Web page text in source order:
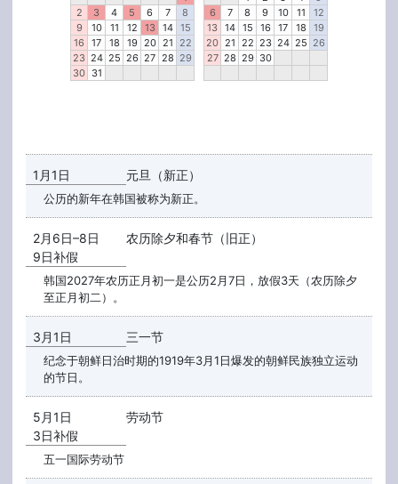
2
3 4 5 6 7
8
9
10 11 12 13 14
15
16
17 18 19 20 21
22
23 24 25 26 27 28 29
30 31
6
7 8 9 10 11
12
13
14 15 16 17 18
19
20 21 22 23 24 25 26
27 28 29 30
1月1日 元旦（新正）
公历的新年在韩国被称为新正。
2月6日–8日
9日补假
农历除夕和春节（旧正）
韩国2027年农历正月初一是公历2月7日，放假3天（农历除夕
至正月初二）。
3月1日 三一节
纪念于朝鲜日治时期的1919年3月1日爆发的朝鲜民族独立运动
的节日。
5月1日
3日补假
劳动节
五一国际劳动节